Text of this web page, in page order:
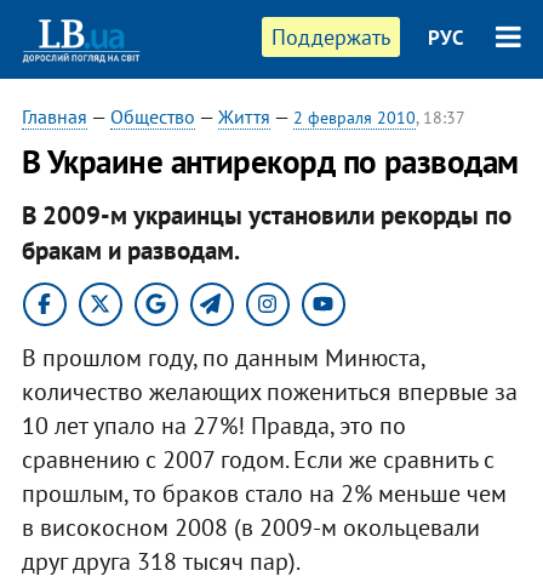
Поддержать РУС
Главная — Общество — Життя — 2 февраля 2010, 18:37
В Украине антирекорд по разводам
В 2009-м украинцы установили рекорды по
бракам и разводам.
В прошлом году, по данным Минюста,
количество желающих пожениться впервые за
10 лет упало на 27%! Правда, это по
сравнению с 2007 годом. Если же сравнить с
прошлым, то браков стало на 2% меньше чем
в високосном 2008 (в 2009-м окольцевали
друг друга 318 тысяч пар).